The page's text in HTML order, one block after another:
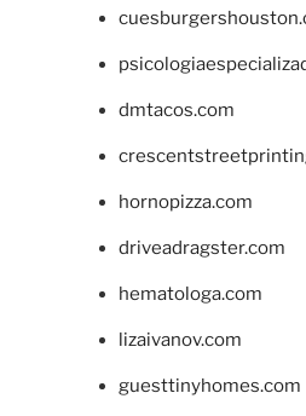
dmtacos.com
hornopizza.com
driveadragster.com
hematologa.com
lizaivanov.com
guesttinyhomes.com